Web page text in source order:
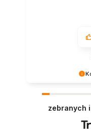
zebranych